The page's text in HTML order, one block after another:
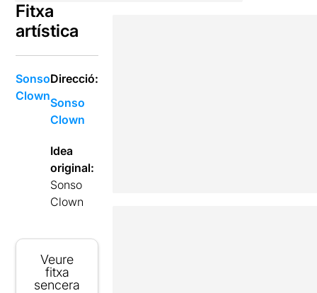
Fitxa
artística
Sonso
Clown
Direcció:
Sonso
Clown
Idea
original:
Sonso
Clown
Veure
fitxa
sencera